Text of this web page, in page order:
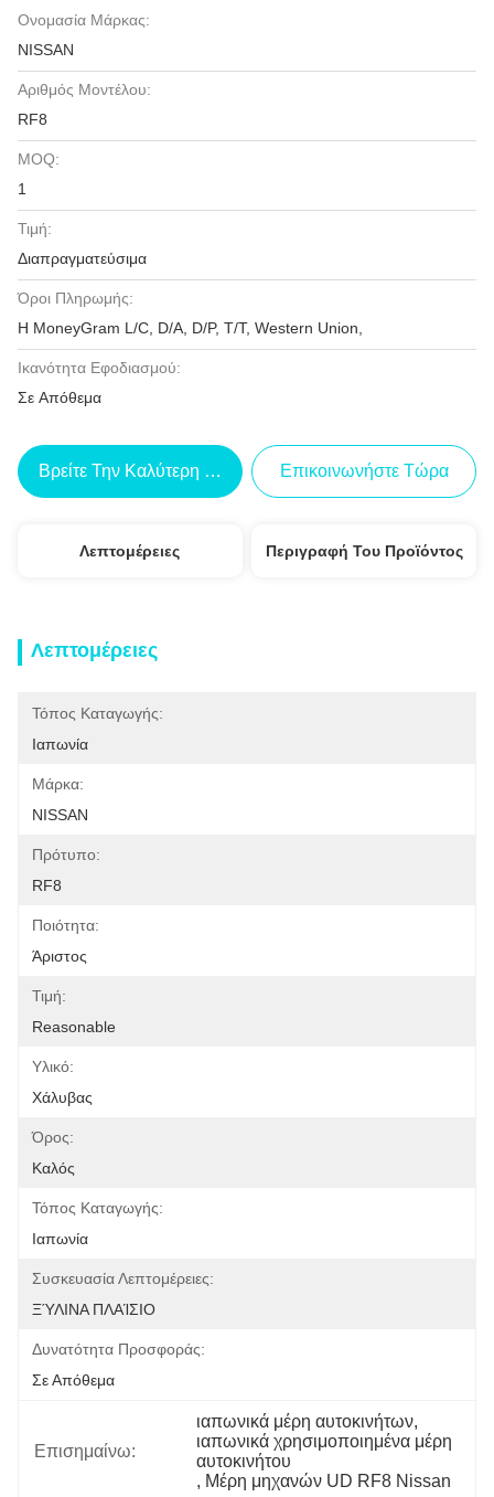
Ονομασία Μάρκας:
NISSAN
Αριθμός Μοντέλου:
RF8
MOQ:
1
Τιμή:
Διαπραγματεύσιμα
Όροι Πληρωμής:
Η MoneyGram L/C, D/A, D/P, T/T, Western Union,
Ικανότητα Εφοδιασμού:
Σε Απόθεμα
Βρείτε Την Καλύτερη Τιμή Επικοινωνήστε Τώρα
Λεπτομέρειες Περιγραφή Του Προϊόντος
Λεπτομέρειες
Τόπος Καταγωγής:
Ιαπωνία
Μάρκα:
NISSAN
Πρότυπο:
RF8
Ποιότητα:
Άριστος
Τιμή:
Reasonable
Υλικό:
Χάλυβας
Όρος:
Καλός
Τόπος Καταγωγής:
Ιαπωνία
Συσκευασία Λεπτομέρειες:
ΞΎΛΙΝΑ ΠΛΑΊΣΙΟ
Δυνατότητα Προσφοράς:
Σε Απόθεμα
Επισημαίνω:
ιαπωνικά μέρη αυτοκινήτων,
ιαπωνικά χρησιμοποιημένα μέρη
αυτοκινήτου
, Μέρη μηχανών UD RF8 Nissan